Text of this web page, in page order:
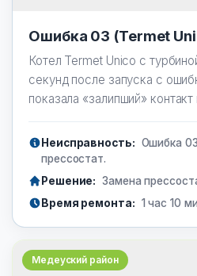
Ошибка 03 (Termet
Котел Termet Unico с
секунд после запуска с
показала «залипший»
Неисправность: Ошибка
прессостат.
Решение: Замена
Время ремонта: 1 час 10
Медеуский район